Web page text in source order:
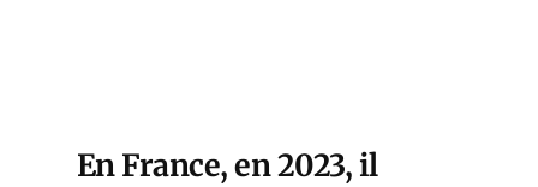
En France, en 2023, il